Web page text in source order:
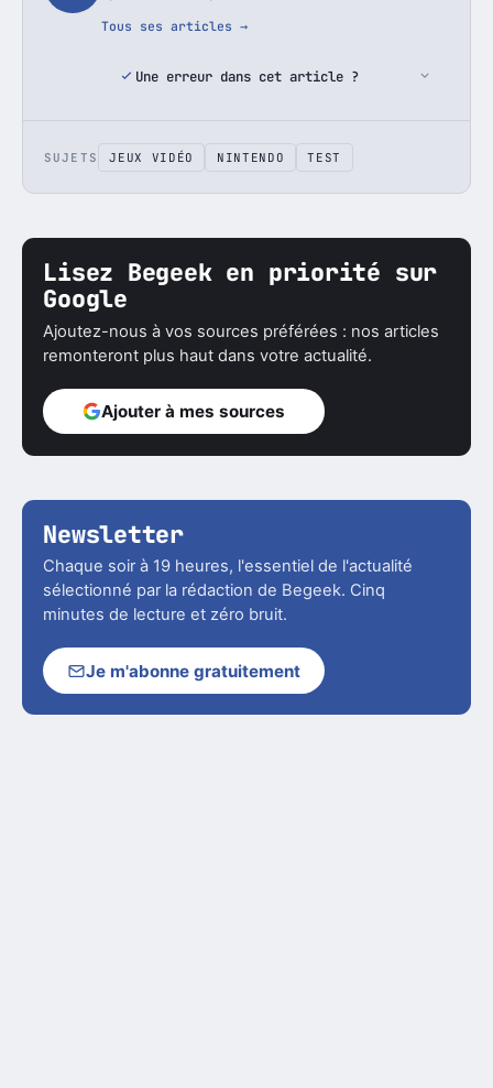
Tous ses articles →
Une erreur dans cet article ?
SUJETS JEUX VIDÉO NINTENDO TEST
Lisez Begeek en priorité sur
Google
Ajoutez-nous à vos sources préférées : nos articles
remonteront plus haut dans votre actualité.
Ajouter à mes sources
Newsletter
Chaque soir à 19 heures, l'essentiel de l'actualité
sélectionné par la rédaction de Begeek. Cinq
minutes de lecture et zéro bruit.
Je m'abonne gratuitement